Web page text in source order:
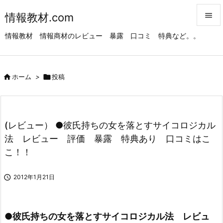
情報教材.com
情報教材 情報商材のレビュー 暴露 口コミ 特典など。。

前へ
次へ

ホーム > 投稿
(レビュー） ●彼氏持ちの女を落とすサイコロジカル
法 レビュー 評価 暴露 特典あり 口コミはこ
こ！！
 2012年1月21日
●彼氏持ちの女を落とすサイコロジカル法 レビュ